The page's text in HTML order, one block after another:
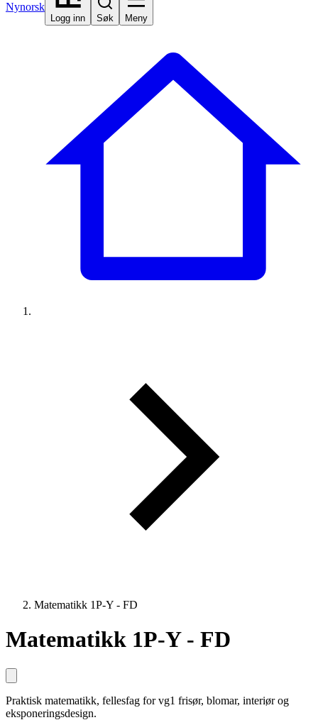
Nynorsk
Logg inn Søk Meny
Matematikk 1P-Y - FD
Matematikk 1P-Y - FD
Praktisk matematikk, fellesfag for vg1 frisør, blomar, interiør og
eksponeringsdesign.